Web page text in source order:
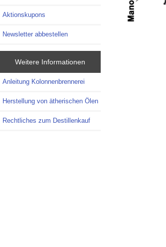
Aktionskupons
Newsletter abbestellen
Weitere Informationen
Anleitung Kolonnenbrennerei
Herstellung von ätherischen Ölen
Rechtliches zum Destillenkauf